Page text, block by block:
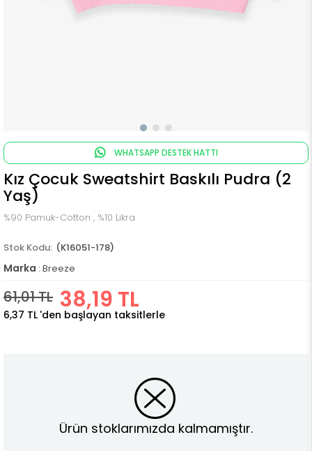
WHATSAPP DESTEK HATTI
Kız Çocuk Sweatshirt Baskılı Pudra (2
Yaş)
%90 Pamuk-Cotton , %10 Likra
(K16051-178)
Marka : Breeze
61,01 TL 38,19 TL
6,37 TL 'den başlayan taksitlerle
Ürün stoklarımızda kalmamıştır.